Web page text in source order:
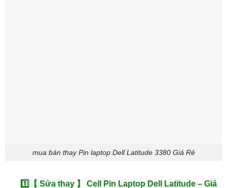
mua bán thay Pin laptop Dell Latitude 3380 Giá Rẻ
1️⃣【 Sửa thay 】 Cell Pin Laptop Dell Latitude – Giá